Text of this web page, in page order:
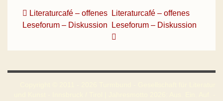
Beitrags-Navigation
Literaturcafé – offenes
Leseforum – Diskussion
Literaturcafé – offenes
Leseforum – Diskussion